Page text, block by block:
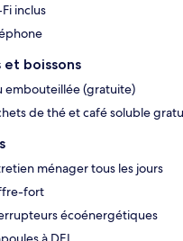
inclus
et boissons
embouteillée (gratuite)
de thé et café soluble
ménager tous les jours
fort
écoénergétiques